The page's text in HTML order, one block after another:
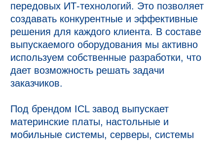
передовых ИТ-технологий. Это позволяет
создавать конкурентные и эффективные
решения для каждого клиента. В составе
выпускаемого оборудования мы активно
используем собственные разработки, что
дает возможность решать задачи
заказчиков.
Под брендом ICL завод выпускает
материнские платы, настольные и
мобильные системы, серверы, системы